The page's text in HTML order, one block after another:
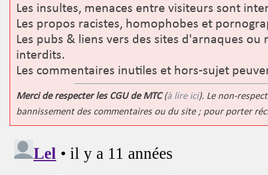
Les insultes, menaces entre visiteurs sont
Les propos racistes, homophobes et
Les pubs & liens vers des sites d'arnaques
interdits.
Les commentaires inutiles et hors-sujet
Merci de respecter les CGU de MTC(à lire ici). Le non-
bannissement des commentaires ou du site ; pour porter